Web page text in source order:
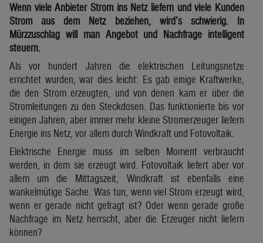
Wenn viele Anbieter Strom ins Netz liefern und viele Kunden
Strom aus dem Netz beziehen, wird’s schwierig. In
Mürzzuschlag will man Angebot und Nachfrage intelligent
steuern.
Als vor hundert Jahren die elektrischen Leitungsnetze
errichtet wurden, war dies leicht: Es gab einige Kraftwerke,
die den Strom erzeugten, und von denen kam er über die
Stromleitungen zu den Steckdosen. Das funktionierte bis vor
einigen Jahren, aber immer mehr kleine Stromerzeuger liefern
Energie ins Netz, vor allem durch Windkraft und Fotovoltaik.
Elektrische Energie muss im selben Moment verbraucht
werden, in dem sie erzeugt wird. Fotovoltaik liefert aber vor
allem um die Mittagszeit, Windkraft ist ebenfalls eine
wankelmütige Sache. Was tun, wenn viel Strom erzeugt wird,
wenn er gerade nicht gefragt ist? Oder wenn gerade große
Nachfrage im Netz herrscht, aber die Erzeuger nicht liefern
können?